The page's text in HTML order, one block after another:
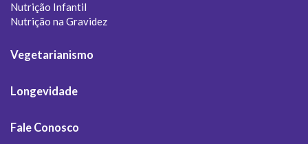
Nutrição Infantil
Nutrição na Gravidez
Vegetarianismo
Longevidade
Fale Conosco